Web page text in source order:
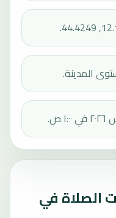
المدينة.
الصلاة في